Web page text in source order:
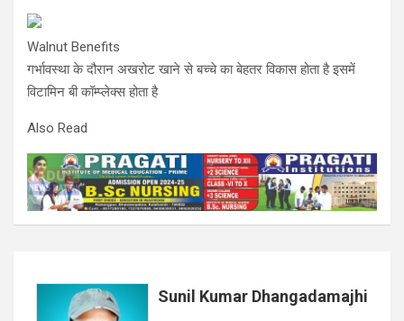
Walnut Benefits
गर्भावस्था के दौरान अखरोट खाने से बच्चे का बेहतर विकास होता है इसमें
विटामिन बी कॉम्प्लेक्स होता है
Also Read
Sunil Kumar Dhangadamajhi